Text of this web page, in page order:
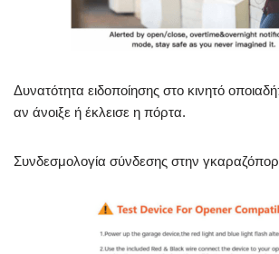
Δυνατότητα ειδοποίησης στο κινητό
αν άνοιξε ή έκλεισε η πόρτα.
Συνδεσμολογία σύνδεσης στην